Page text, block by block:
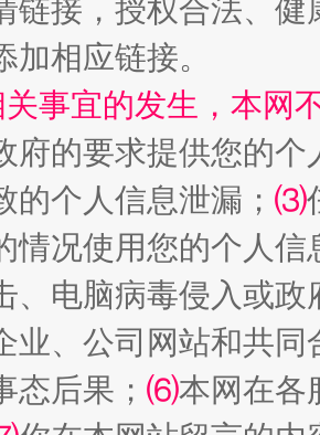
库”的免责幌子
链接，授权合法、
加相应链接。
事宜的发生，本网
府的要求提供您的个
的个人信息泄漏； ⑶
情况使用您的个人
、电脑病毒侵入或
业、公司网站和共
态后果； ⑹本网在各